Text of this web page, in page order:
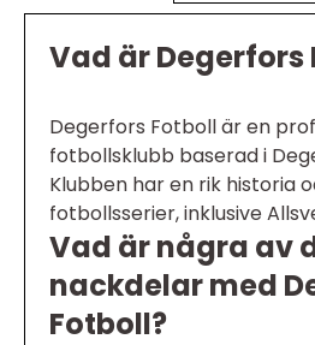
Vad är Degerfors
Degerfors Fotboll är en
fotbollsklubb baserad i
Klubben har en rik historia
fotbollsserier, inklusive
Vad är några av
nackdelar med
Fotboll?